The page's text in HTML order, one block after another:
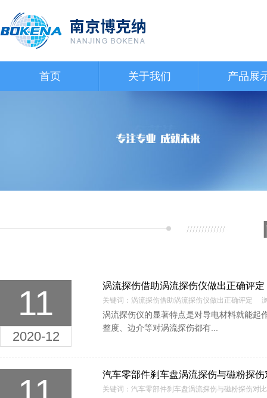
首页 关于我们 产品展
涡流探伤借助涡流探伤仪做出正确评定
11
2020-12
关键词：涡流探伤借助涡流探伤仪做出正确评定
涡流探伤仪的显著特点是对导电材料就能起
整度、边介等对涡流探伤都有...
汽车零部件刹车盘涡流探伤与磁粉探伤
关键词：汽车零部件刹车盘涡流探伤与磁粉探伤